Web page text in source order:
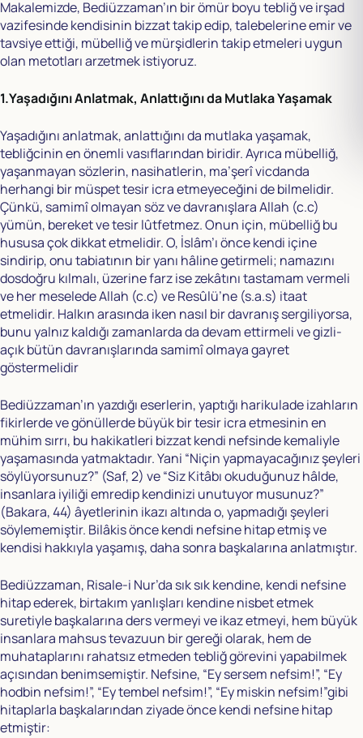
Makalemizde, Bediüzzaman’ın bir ömür boyu tebliğ ve irşad
vazifesinde kendisinin bizzat takip edip, talebelerine emir ve
tavsiye ettiği, mübelliğ ve mürşidlerin takip etmeleri uygun
olan metotları arzetmek istiyoruz.
1.Yaşadığını Anlatmak, Anlattığını da Mutlaka Yaşamak
Yaşadığını anlatmak, anlattığını da mutlaka yaşamak,
tebliğcinin en önemli vasıflarından biridir. Ayrıca mübelliğ,
yaşanmayan sözlerin, nasihatlerin, ma’şerî vicdanda
herhangi bir müspet tesir icra etmeyeceğini de bilmelidir.
Çünkü, samimî olmayan söz ve davranışlara Allah (c.c)
yümün, bereket ve tesir lûtfetmez. Onun için, mübelliğ bu
hususa çok dikkat etmelidir. O, İslâm’ı önce kendi içine
sindirip, onu tabiatının bir yanı hâline getirmeli; namazını
dosdoğru kılmalı, üzerine farz ise zekâtını tastamam vermeli
ve her meselede Allah (c.c) ve Resûlü’ne (s.a.s) itaat
etmelidir. Halkın arasında iken nasıl bir davranış sergiliyorsa,
bunu yalnız kaldığı zamanlarda da devam ettirmeli ve gizli-
açık bütün davranışlarında samimî olmaya gayret
göstermelidir
Bediüzzaman’ın yazdığı eserlerin, yaptığı harikulade izahların
fikirlerde ve gönüllerde büyük bir tesir icra etmesinin en
mühim sırrı, bu hakikatleri bizzat kendi nefsinde kemaliyle
yaşamasında yatmaktadır. Yani “Niçin yapmayacağınız şeyleri
söylüyorsunuz?” (Saf, 2) ve “Siz Kitâbı okuduğunuz hâlde,
insanlara iyiliği emredip kendinizi unutuyor musunuz?”
(Bakara, 44) âyetlerinin ikazı altında o, yapmadığı şeyleri
söylememiştir. Bilâkis önce kendi nefsine hitap etmiş ve
kendisi hakkıyla yaşamış, daha sonra başkalarına anlatmıştır.
Bediüzzaman, Risale-i Nur’da sık sık kendine, kendi nefsine
hitap ederek, birtakım yanlışları kendine nisbet etmek
suretiyle başkalarına ders vermeyi ve ikaz etmeyi, hem büyük
insanlara mahsus tevazuun bir gereği olarak, hem de
muhataplarını rahatsız etmeden tebliğ görevini yapabilmek
açısından benimsemiştir. Nefsine, “Ey sersem nefsim!”, “Ey
hodbin nefsim!”, “Ey tembel nefsim!”, “Ey miskin nefsim!”gibi
hitaplarla başkalarından ziyade önce kendi nefsine hitap
etmiştir: